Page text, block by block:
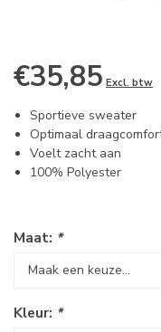
€35,85 Excl. btw
Sportieve sweater
Optimaal
Voelt zacht aan
100% Polyester
Maat: *
Kleur: *